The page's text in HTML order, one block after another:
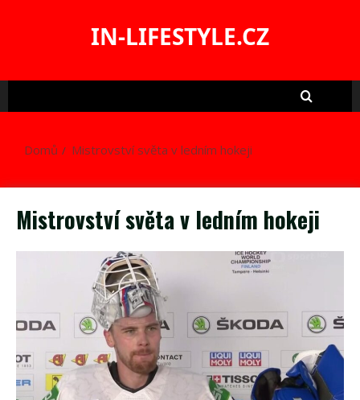
IN-LIFESTYLE.CZ
Domů Mistrovství světa v ledním hokeji
Mistrovství světa v ledním hokeji